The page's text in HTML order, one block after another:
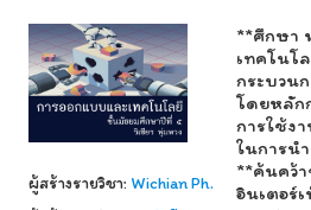
**ศึกษา
เทคโนโ
กระบวน
โดยหลัก
การใช้ง
ในการน
**ค้นคว้
อินเตอร์
ผู้สร้างรายวิชา: Wichian Ph.